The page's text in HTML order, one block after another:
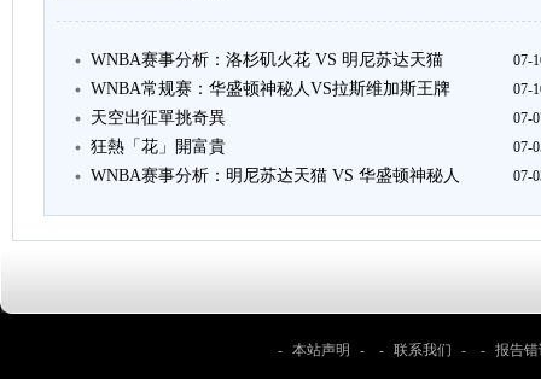
WNBA赛事分析：洛杉矶火花 VS 明尼苏达天猫 07-
WNBA常规赛：华盛顿神秘人VS拉斯维加斯王牌 07-
天空出征單挑奇異 07-
狂熱「花」開富貴 07-
WNBA赛事分析：明尼苏达天猫 VS 华盛顿神秘人 07-
- 本站声明 - - 联系我们 - - 报告